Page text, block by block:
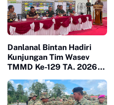
Danlanal Bintan Hadiri
Kunjungan Tim Wasev
TMMD Ke-129 TA. 2026
0315/Tanjungpinang